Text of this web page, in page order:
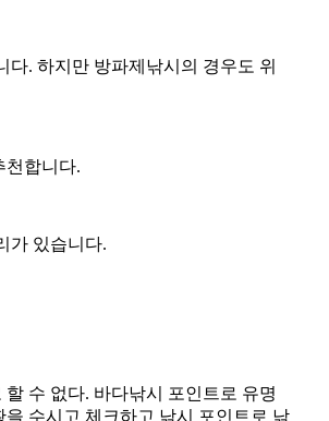
. 하지만 방파제낚시의 경우도 위
천합니다.
가 있습니다.
수 없다. 바다낚시 포인트로 유명
수시고 체크하고 낚시 포인트로 낚